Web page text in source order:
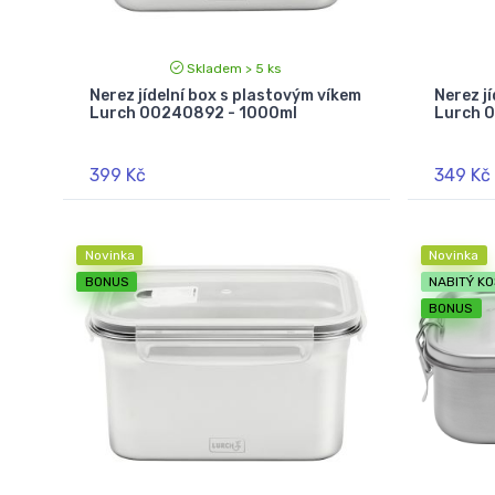
Skladem > 5 ks
Nerez jídelní box s plastovým víkem
Lurch 00240892 - 1000ml
399 Kč
Nerez
Lurch
349 Kč
Novinka
BONUS
Novinka
NABITÝ
BONUS